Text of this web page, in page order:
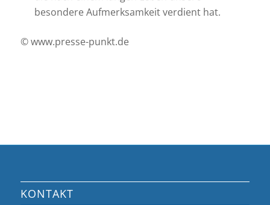
besondere Aufmerksamkeit verdient hat.
© www.presse-punkt.de
KONTAKT